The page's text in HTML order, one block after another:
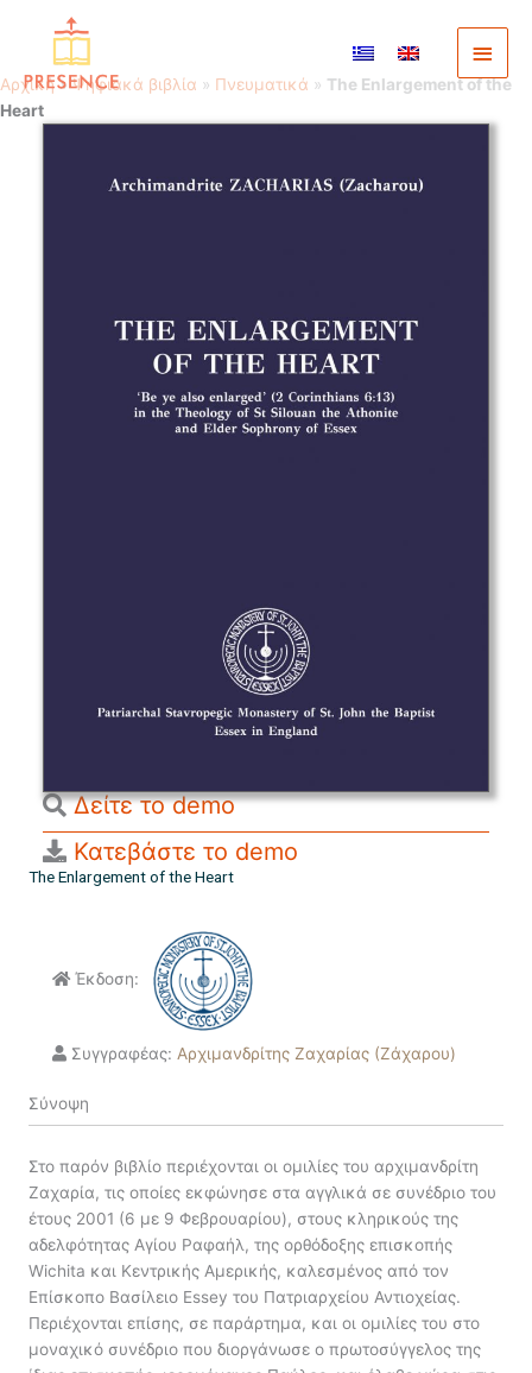
περιεχόμενο
Κύριο
Αρχική»Ψηφιακά βιβλία » Πνευματικά » The Enlargement of the
Heart
Δείτε το demo
Κατεβάστε το demo
The Enlargement of the Heart
Έκδοση:
Συγγραφέας: Αρχιμανδρίτης Ζαχαρίας (Ζάχαρου)
Σύνοψη
Στο παρόν βιβλίο περιέχονται οι ομιλίες του αρχιμανδρίτη
Ζαχαρία, τις οποίες εκφώνησε στα αγγλικά σε συνέδριο του
έτους 2001 (6 με 9 Φεβρουαρίου), στους κληρικούς της
αδελφότητας Αγίου Ραφαήλ, της ορθόδοξης επισκοπής
Wichita και Κεντρικής Αμερικής, καλεσμένος από τον
Επίσκοπο Βασίλειο Essey του Πατριαρχείου Αντιοχείας.
Περιέχονται επίσης, σε παράρτημα, και οι ομιλίες του στο
μοναχικό συνέδριο που διοργάνωσε ο πρωτοσύγγελος της